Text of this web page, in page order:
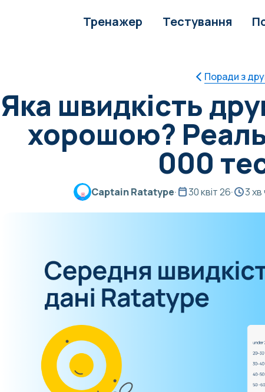
Тренажер Тестування
Поради з
Яка швидкість
хорошою?
000
Captain Ratatype· 30 квіт 26· 3